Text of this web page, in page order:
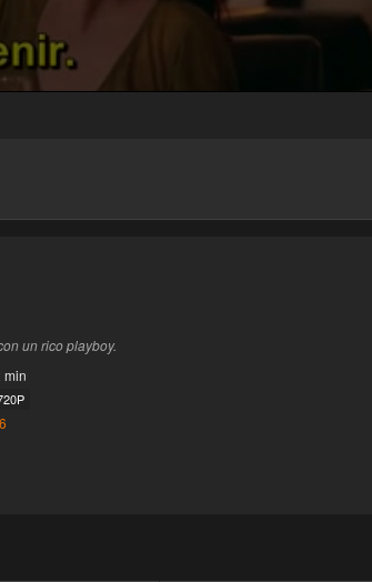
un rico playboy.
min